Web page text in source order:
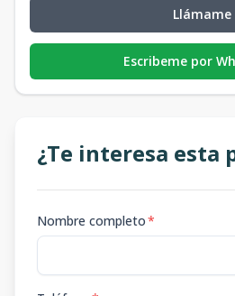
Llámame
Escribeme por
¿Te interesa esta
Nombre completo*